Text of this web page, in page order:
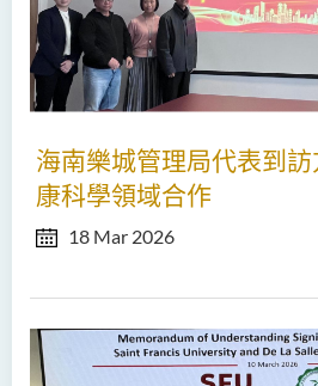
海南樂城管理局代表到
康科學領域合作
18 Mar 2026